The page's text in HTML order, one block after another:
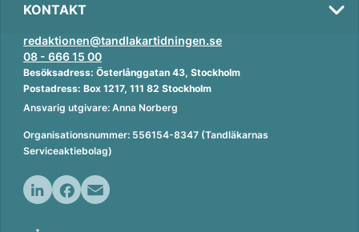
KONTAKT
redaktionen@tandlakartidningen.se
08 - 666 15 00
Besöksadress: Österlånggatan 43, Stockholm
Postadress: Box 1217, 111 82 Stockholm
Ansvarig utgivare: Anna Norberg
Organisationsnummer: 556154-8347 (Tandläkarnas
Serviceaktiebolag)